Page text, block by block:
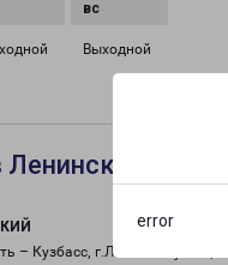
error
Выходной
– Кузбасс, г.Ленинск-